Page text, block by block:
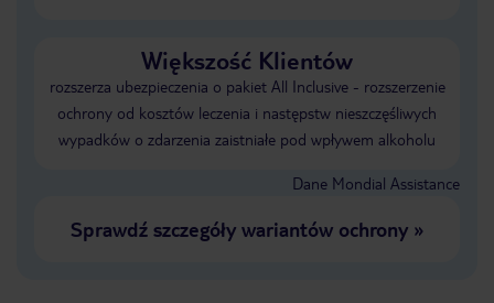
Większość Klientów
rozszerza ubezpieczenia o pakiet All Inclusive - rozszerzenie
ochrony od kosztów leczenia i następstw nieszczęśliwych
wypadków o zdarzenia zaistniałe pod wpływem alkoholu
Dane Mondial Assistance
Sprawdź szczegóły wariantów ochrony»